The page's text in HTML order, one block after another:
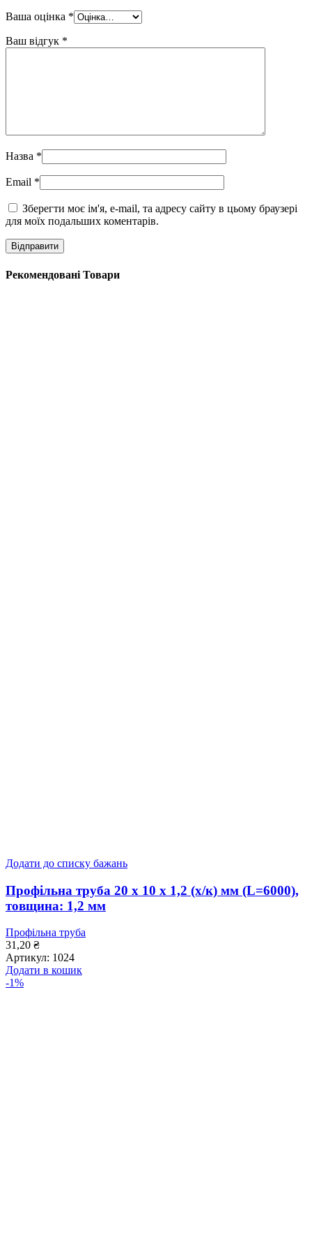
Ваша оцінка *
Ваш відгук *
Назва *
Email *
Зберегти моє ім'я, e-mail, та адресу сайту в цьому браузері
для моїх подальших коментарів.
Рекомендовані Товари
Додати до списку бажань
Профільна труба 20 x 10 x 1,2 (х/к) мм (L=6000),
товщина: 1,2 мм
Профільна труба
31,20 ₴
Артикул: 1024
Додати в кошик
-1%